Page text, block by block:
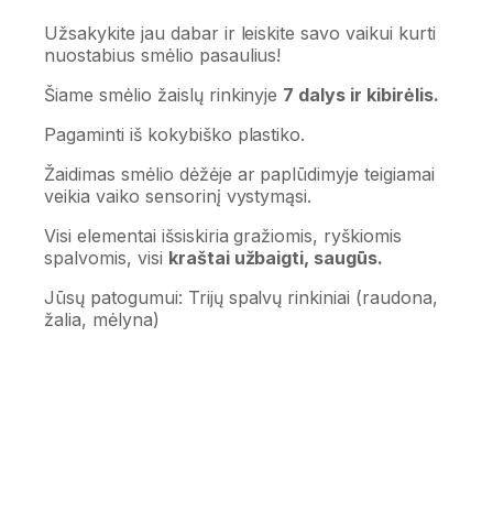
Užsakykite jau dabar ir leiskite savo vaikui kurti
nuostabius smėlio pasaulius!
Šiame smėlio žaislų rinkinyje 7 dalys ir kibirėlis.
Pagaminti iš kokybiško plastiko.
Žaidimas smėlio dėžėje ar paplūdimyje teigiamai
veikia vaiko sensorinį vystymąsi.
Visi elementai išsiskiria gražiomis, ryškiomis
spalvomis, visi kraštai užbaigti, saugūs.
Jūsų patogumui: Trijų spalvų rinkiniai (raudona,
žalia, mėlyna)